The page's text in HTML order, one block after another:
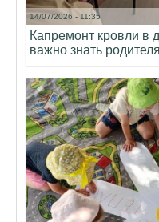
14/07/2026 - 11:35
Капремонт кровли в
важно знать